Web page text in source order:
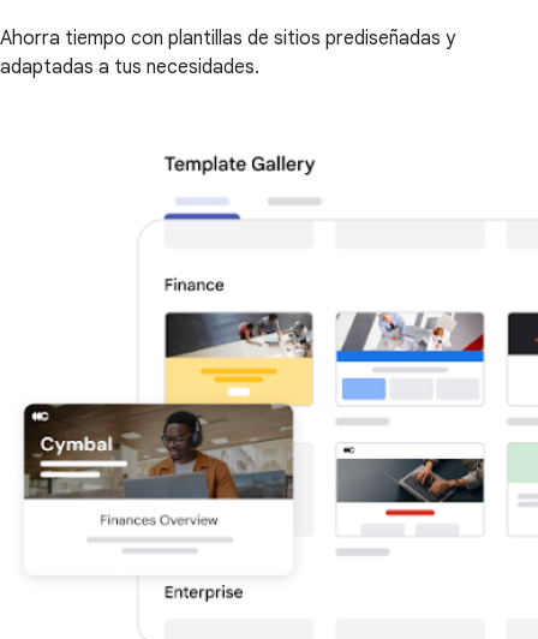
Ahorra tiempo con plantillas de sitios prediseñadas y
adaptadas a tus necesidades.